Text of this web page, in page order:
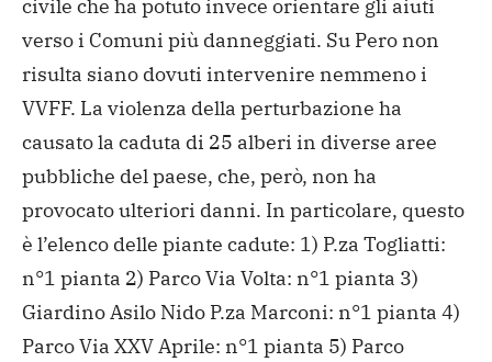
civile che ha potuto invece orientare gli aiuti
verso i Comuni più danneggiati. Su Pero non
risulta siano dovuti intervenire nemmeno i
VVFF. La violenza della perturbazione ha
causato la caduta di 25 alberi in diverse aree
pubbliche del paese, che, però, non ha
provocato ulteriori danni. In particolare, questo
è l’elenco delle piante cadute: 1) P.za Togliatti:
n°1 pianta 2) Parco Via Volta: n°1 pianta 3)
Giardino Asilo Nido P.za Marconi: n°1 pianta 4)
Parco Via XXV Aprile: n°1 pianta 5) Parco